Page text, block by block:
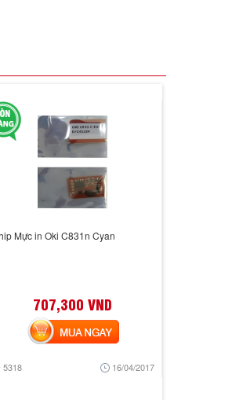
Mực in Oki C831n Cyan
707,300 VND
5318 16/04/2017
MUA NGAY